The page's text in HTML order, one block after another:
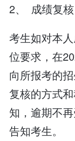
2、 成绩复核
考生如对本
位要求，在
向所报考的
复核的方式
知，逾期不
告知考生。